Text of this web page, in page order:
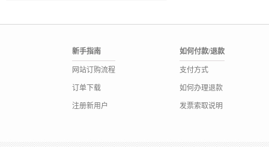
新手指南
网站订购流程
订单下载
注册新用户
如何付款/退款
支付方式
如何办理退款
发票索取说明